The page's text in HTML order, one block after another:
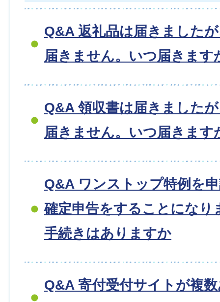
Q&A 返礼品は届きました
届きません。いつ届きます
Q&A 領収書は届きました
届きません。いつ届きます
Q&A ワンストップ特例を
確定申告をすることになり
手続きはありますか
Q&A 寄付受付サイトが複